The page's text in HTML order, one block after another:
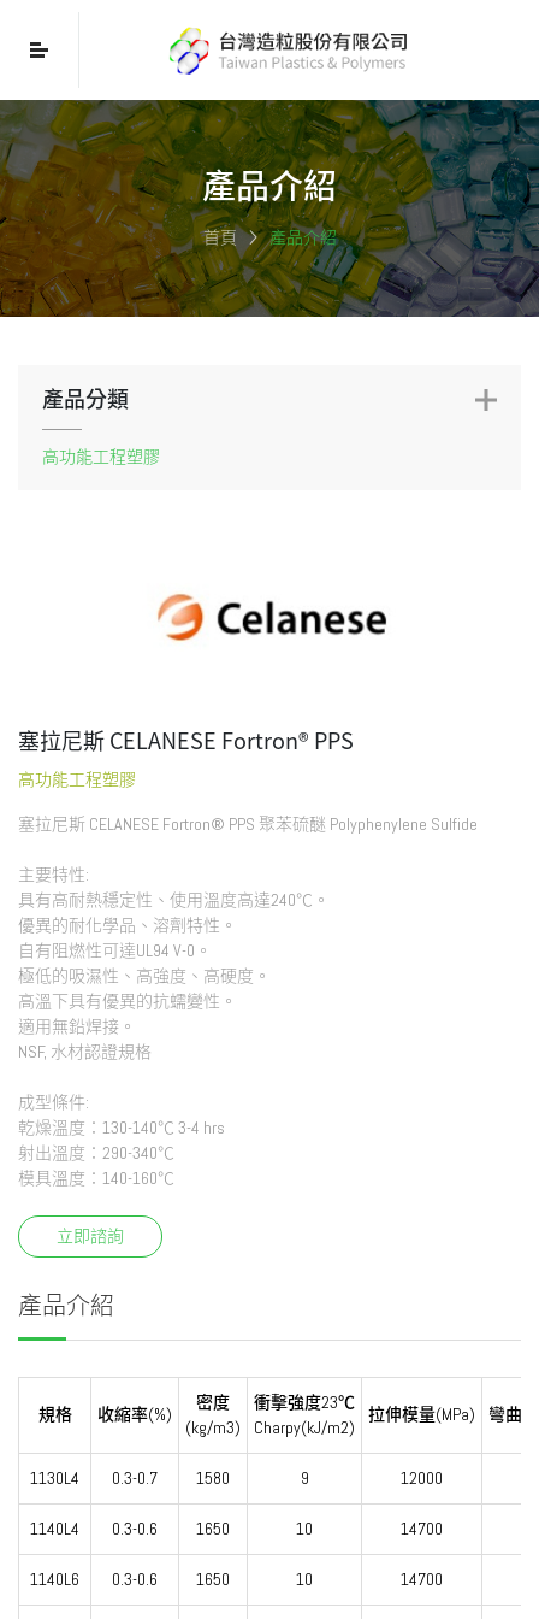
產品介紹
首頁 產品介紹
產品分類
高功能工程塑膠
塞拉尼斯 CELANESE Fortron® PPS
高功能工程塑膠
塞拉尼斯 CELANESE Fortron® PPS 聚苯硫醚 Polyphenylene Sulfide
主要特性:
具有高耐熱穩定性、使用溫度高達240℃。
優異的耐化學品、溶劑特性。
自有阻燃性可達UL94 V-0。
極低的吸濕性、高強度、高硬度。
高溫下具有優異的抗蠕變性。
適用無鉛焊接。
NSF, 水材認證規格
成型條件:
乾燥溫度：130-140℃ 3-4 hrs
射出溫度：290-340℃
模具溫度：140-160℃
立即諮詢
產品介紹
規格 收縮率(%)
密度
(kg/m3)
衝擊強度23℃
Charpy(kJ/m2)
拉伸模量(MPa) 彎曲
1130L4 0.3-0.7 1580 9 12000
1140L4 0.3-0.6 1650 10 14700
1140L6 0.3-0.6 1650 10 14700